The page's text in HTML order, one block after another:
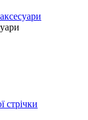
стрічки